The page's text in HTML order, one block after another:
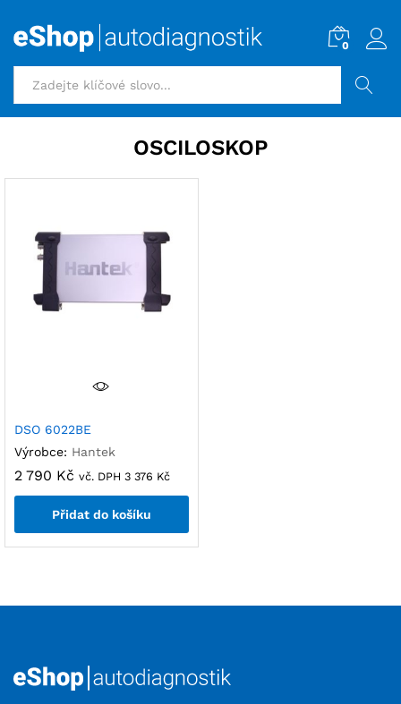
0
OSCILOSKOP
DSO 6022BE
Výrobce: Hantek
2 790 Kč vč. DPH 3 376 Kč
Přidat do košíku